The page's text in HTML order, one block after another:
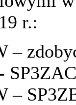
r.:
–
SP3ZAC
–